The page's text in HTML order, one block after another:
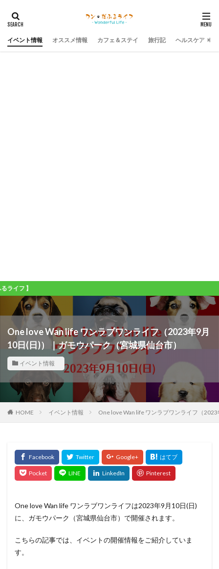
イベント情報 オススメ情報 カフェ＆ステイ 旅行記 ヘルスケア
One love Wan life ワンラブワンライフ（2023年9月
10日(日)）｜ガモウパーク（宮城県仙台市）
イベント情報
HOME イベント情報 One love Wan life ワンラブワンライフ（
One love Wan life ワンラブワンライフは2023年9月10日(日)
に、ガモウパーク（宮城県仙台市）で開催されます。
こちらの記事では、イベントの開催情報をご紹介していま
す。